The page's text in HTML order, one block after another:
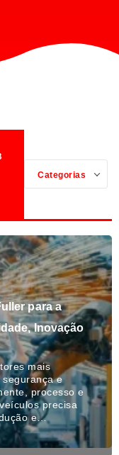
Categorias
para a
Inovação
mais
e
processo e
precisa
e…